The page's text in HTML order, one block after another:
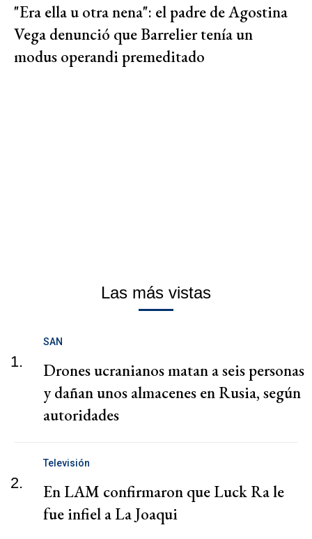
"Era ella u otra nena": el padre de Agostina
Vega denunció que Barrelier tenía un
modus operandi premeditado
Las más vistas
1.
SAN
Drones ucranianos matan a seis personas
y dañan unos almacenes en Rusia, según
autoridades
2.
Televisión
En LAM confirmaron que Luck Ra le
fue infiel a La Joaqui